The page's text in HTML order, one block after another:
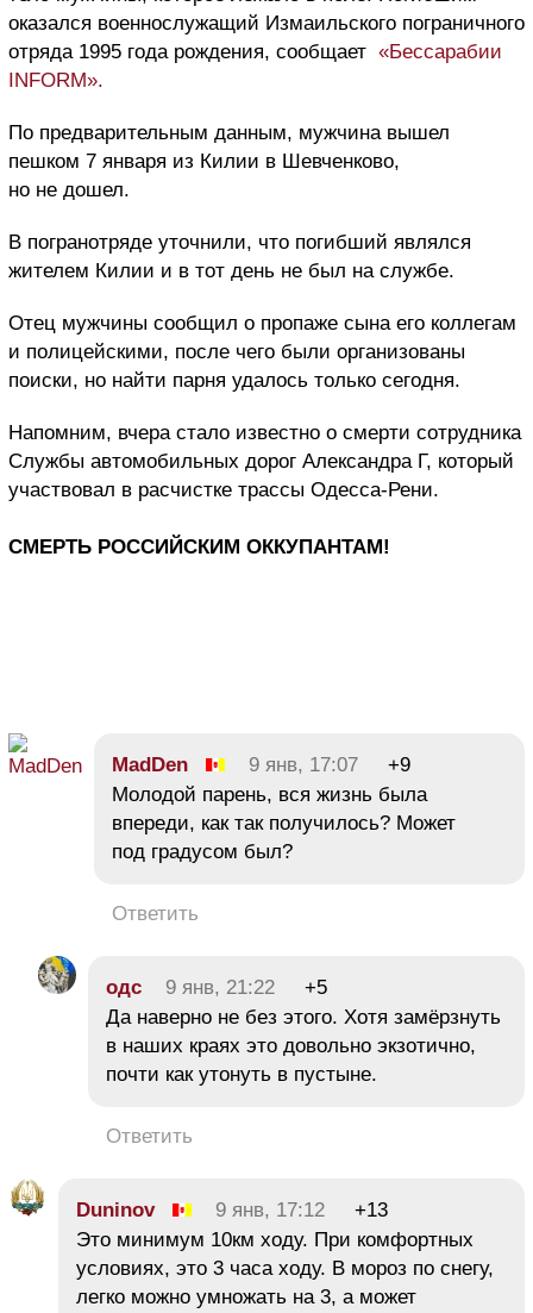
оказался военнослужащий Измаильского пограничного
отряда 1995 года рождения, сообщает «Бессарабии
INFORM».
По предварительным данным, мужчина вышел
пешком 7 января из Килии в Шевченково,
но не дошел.
В погранотряде уточнили, что погибший являлся
жителем Килии и в тот день не был на службе.
Отец мужчины сообщил о пропаже сына его коллегам
и полицейскими, после чего были организованы
поиски, но найти парня удалось только сегодня.
Напомним, вчера стало известно о смерти сотрудника
Службы автомобильных дорог Александра Г, который
участвовал в расчистке трассы Одесса-Рени.
СМЕРТЬ РОССИЙСКИМ ОККУПАНТАМ!
MadDen 9 янв, 17:07
+9
Молодой парень, вся жизнь была
впереди, как так получилось? Может
под градусом был?
Ответить
одс 9 янв, 21:22
+5
Да наверно не без этого. Хотя замёрзнуть
в наших краях это довольно экзотично,
почти как утонуть в пустыне.
Ответить
Duninov 9 янв, 17:12
+13
Это минимум 10км ходу. При комфортных
условиях, это 3 часа ходу. В мороз по снегу,
легко можно умножать на 3, а может